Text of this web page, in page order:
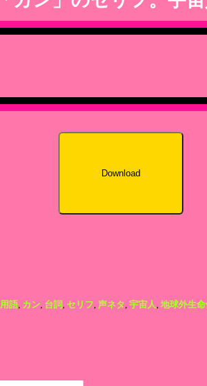
Download
語, カン, 台詞, セリフ, 声ネタ, 宇宙人, 地球外生